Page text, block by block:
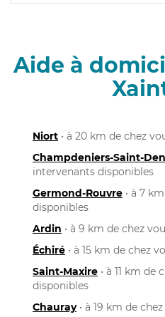
Aide à
Niort • à 20 km de chez
Champdeniers-Saint-
intervenants disponibles
Germond-Rouvre • à 7
disponibles
Ardin • à 9 km de chez
Échiré • à 15 km de chez
Saint-Maxire • à 11 km de
disponibles
Chauray• à 19 km de